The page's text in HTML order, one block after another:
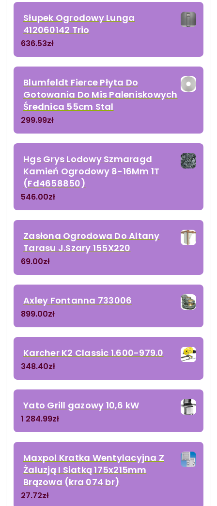
Słupek Ogrodowy Lunga
412060142 Trio
636.53zł
Blumfeldt Fierce Płyta Do
Gotowania Do Mis Paleniskowych
Średnica 55cm Stal
299.99zł
Hgs Grys Lodowy Szmaragd
Kamień Ogrodowy 8-16Mm 1T
(Fd4658850)
546.00zł
Zasłona Ogrodowa Do Altany
Tarasu J.Szary 155X220
69.00zł
Axley Fontanna 733006
899.00zł
Karcher K2 Classic 1.600-979.0
348.40zł
Yato Grill gazowy 10,6 kW
1 284.99zł
Maxpol Kratka Wentylacyjna Z
Żaluzją I Siatką 175x215mm
Brązowa (kra 074 br)
27.72zł